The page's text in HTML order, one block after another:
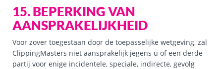
15. BEPERKING VAN
AANSPRAKELIJKHEID
Voor zover toegestaan door de toepasselijke wetgeving, zal
ClippingMasters niet aansprakelijk jegens u of een derde
partij voor enige incidentele, speciale, indirecte, gevolg